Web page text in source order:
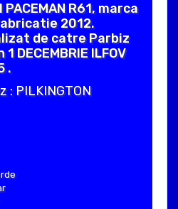
R61, marca
2012.
de catre Parbiz
DECEMBRIE ILFOV
.
: PILKINGTON